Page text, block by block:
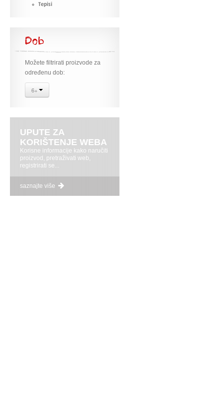
Tepisi
Dob
Možete filtrirati proizvode za
određenu dob:
6+
UPUTE ZA
KORIŠTENJE WEBA
Korisne informacije kako naručiti
proizvod, pretraživati web,
registrirati se...
saznajte više